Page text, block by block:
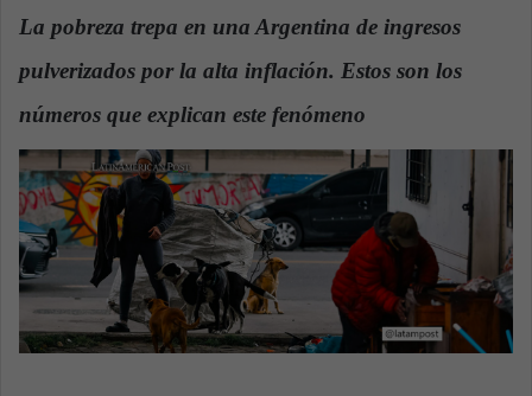
a
n
m
a
i
l
La pobreza trepa en una Argentina de ingresos
pulverizados por la alta inflación. Estos son los
números que explican este fenómeno